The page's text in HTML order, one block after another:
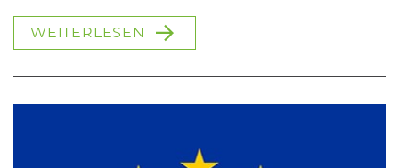
WEITERLESEN